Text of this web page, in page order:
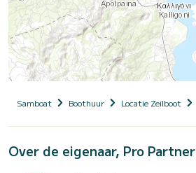
Samboat Boothuur Locatie Zeilboot
Over de eigenaar, Pro Partner